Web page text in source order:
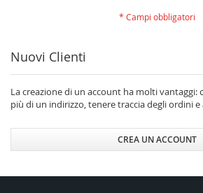
Nuovi Clienti
La creazione di un account ha molti vantaggi:
più di un indirizzo, tenere traccia degli ordini
CREA UN ACCOUNT